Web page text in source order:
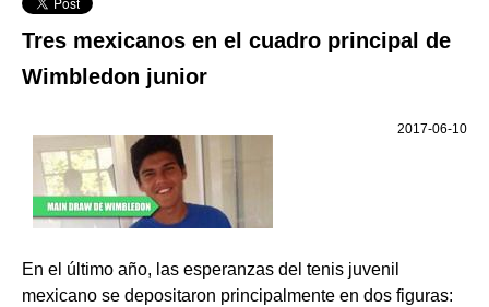
Tres mexicanos en el cuadro principal de
Wimbledon junior
2017-06-10
En el último año, las esperanzas del tenis juvenil
mexicano se depositaron principalmente en dos figuras: